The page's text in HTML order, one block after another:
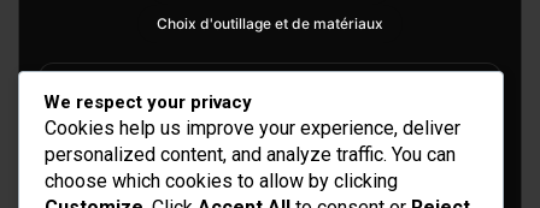
Choix d'outillage et de matériaux
We respect your privacy
Cookies help us improve your experience, deliver
personalized content, and analyze traffic. You can
choose which cookies to allow by clicking